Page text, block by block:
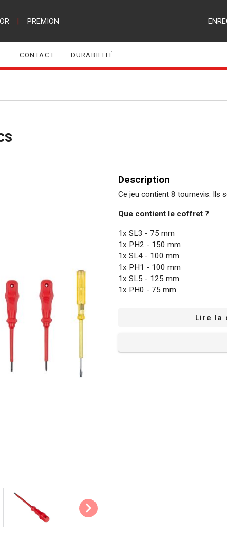
PREMION
CONTACT DURABILITÉ
Description
Ce jeu contient 8 tournevis. Ils
Que contient le coffret ?
1x SL3 - 75 mm
1x PH2 - 150 mm
1x SL4 - 100 mm
1x PH1 - 100 mm
1x SL5 - 125 mm
1x PH0 - 75 mm
1x testeur 100 - 500 V
Lire la